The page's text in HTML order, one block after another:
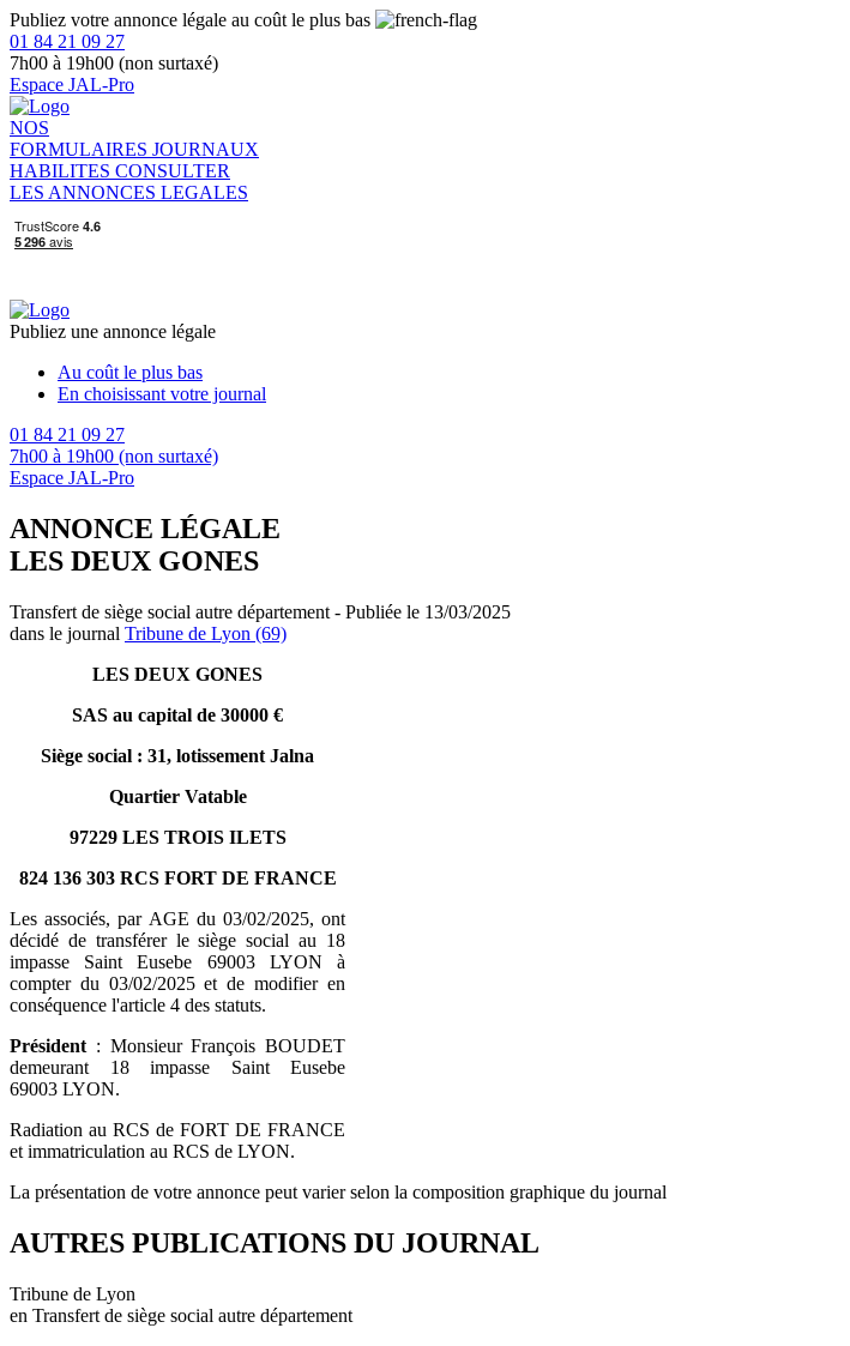
Publiez votre annonce légale au coût le plus bas
01 84 21 09 27
7h00 à 19h00 (non surtaxé)
Espace JAL-Pro
NOS
FORMULAIRES JOURNAUX
HABILITES CONSULTER
LES ANNONCES LEGALES
Publiez une annonce légale
Au coût le plus bas
En choisissant votre journal
01 84 21 09 27
7h00 à 19h00 (non surtaxé)
Espace JAL-Pro
ANNONCE LÉGALE
LES DEUX GONES
Transfert de siège social autre département - Publiée le 13/03/2025
dans le journal Tribune de Lyon (69)
LES DEUX GONES
SAS au capital de 30000 €
Siège social : 31, lotissement Jalna
Quartier Vatable
97229 LES TROIS ILETS
824 136 303 RCS FORT DE FRANCE
Les associés, par AGE du 03/02/2025, ont
décidé de transférer le siège social au 18
impasse Saint Eusebe 69003 LYON à
compter du 03/02/2025 et de modifier en
conséquence l'article 4 des statuts.
Président : Monsieur François BOUDET
demeurant 18 impasse Saint Eusebe
69003 LYON.
Radiation au RCS de FORT DE FRANCE
et immatriculation au RCS de LYON.
La présentation de votre annonce peut varier selon la composition graphique du journal
AUTRES PUBLICATIONS DU JOURNAL
Tribune de Lyon
en Transfert de siège social autre département